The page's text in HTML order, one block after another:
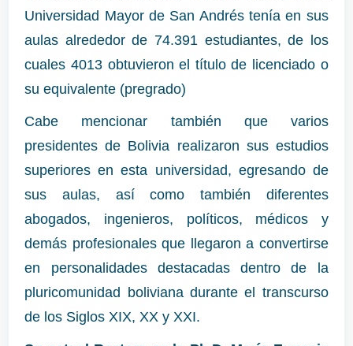
Universidad Mayor de San Andrés tenía en sus
aulas alrededor de 74.391 estudiantes, de los
cuales 4013 obtuvieron el título de licenciado o
su equivalente (pregrado)
Cabe mencionar también que varios
presidentes de Bolivia realizaron sus estudios
superiores en esta universidad, egresando de
sus aulas, así como también diferentes
abogados, ingenieros, políticos, médicos y
demás profesionales que llegaron a convertirse
en personalidades destacadas dentro de la
pluricomunidad boliviana durante el transcurso
de los Siglos XIX, XX y XXI.